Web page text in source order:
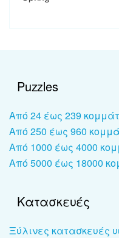
Puzzles
Από 24 έως 239
Από 250 έως 960
Από 1000 έως 4000
Από 5000 έως 18000
Κατασκευές
Ξύλινες κατασκευές